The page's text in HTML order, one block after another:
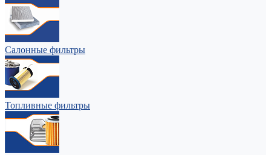
Салонные фильтры
Топливные фильтры